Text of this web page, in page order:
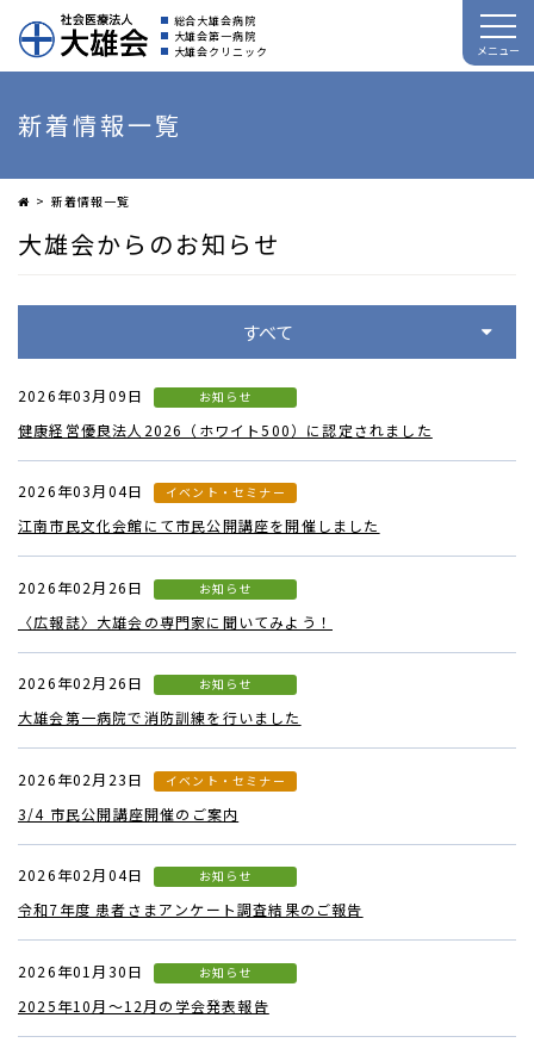
総合大雄会病院
大雄会第一病院
大雄会クリニック
メニュー
新着情報一覧
新着情報一覧
大雄会からのお知らせ
すべて
2026年03月09日 お知らせ
健康経営優良法人2026（ホワイト500）に認定されました
2026年03月04日 イベント・セミナー
江南市民文化会館にて市民公開講座を開催しました
2026年02月26日 お知らせ
〈広報誌〉大雄会の専門家に聞いてみよう！
2026年02月26日 お知らせ
大雄会第一病院で消防訓練を行いました
2026年02月23日 イベント・セミナー
3/4 市民公開講座開催のご案内
2026年02月04日 お知らせ
令和7年度 患者さまアンケート調査結果のご報告
2026年01月30日 お知らせ
2025年10月～12月の学会発表報告